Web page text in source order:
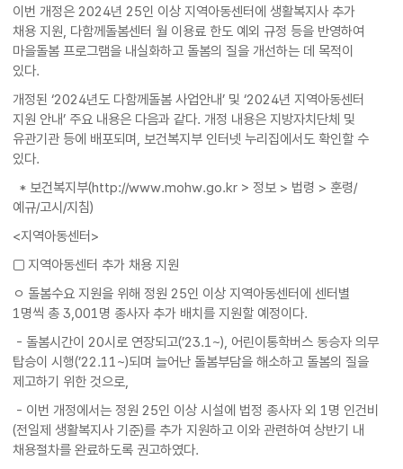
이번 개정은 2024년 25인 이상 지역아동센터에 생활복지사 추가
채용 지원, 다함께돌봄센터 월 이용료 한도 예외 규정 등을 반영하여
마을돌봄 프로그램을 내실화하고 돌봄의 질을 개선하는 데 목적이
있다.
개정된 ‘2024년도 다함께돌봄 사업안내’ 및 ‘2024년 지역아동센터
지원 안내’ 주요 내용은 다음과 같다. 개정 내용은 지방자치단체 및
유관기관 등에 배포되며, 보건복지부 인터넷 누리집에서도 확인할 수
있다.
* 보건복지부(http://www.mohw.go.kr > 정보 > 법령 > 훈령/
예규/고시/지침)
<지역아동센터>
□ 지역아동센터 추가 채용 지원
ㅇ 돌봄수요 지원을 위해 정원 25인 이상 지역아동센터에 센터별
1명씩 총 3,001명 종사자 추가 배치를 지원할 예정이다.
- 돌봄시간이 20시로 연장되고(’23.1~), 어린이통학버스 동승자 의무
탑승이 시행(’22.11~)되며 늘어난 돌봄부담을 해소하고 돌봄의 질을
제고하기 위한 것으로,
- 이번 개정에서는 정원 25인 이상 시설에 법정 종사자 외 1명 인건비
(전일제 생활복지사 기준)를 추가 지원하고 이와 관련하여 상반기 내
채용절차를 완료하도록 권고하였다.